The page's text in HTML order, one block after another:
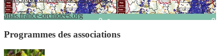
atlas.france-orchidees.org
Programmes des associations